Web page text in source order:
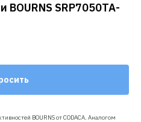
SRP7050TA-
BOURNS от CODACA. Аналогом